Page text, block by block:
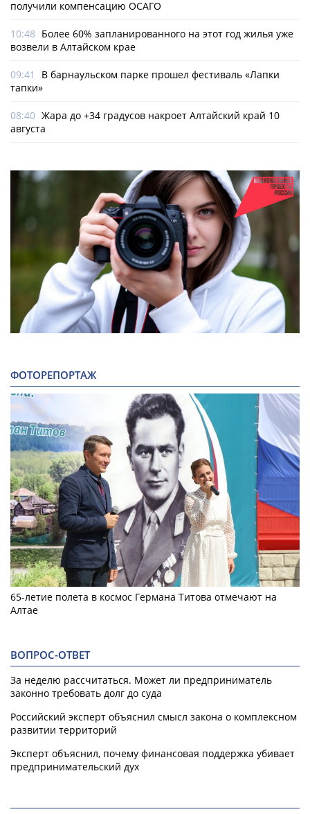
получили компенсацию ОСАГО
10:48 Более 60% запланированного на этот год жилья уже
возвели в Алтайском крае
09:41
В барнаульском парке прошел фестиваль «Лапки
тапки»
08:40 Жара до +34 градусов накроет Алтайский край 10
августа
ФОТОРЕПОРТАЖ
65-летие полета в космос Германа Титова отмечают на
Алтае
ВОПРОС-ОТВЕТ
За неделю рассчитаться. Может ли предприниматель
законно требовать долг до суда
Российский эксперт объяснил смысл закона о комплексном
развитии территорий
Эксперт объяснил, почему финансовая поддержка убивает
предпринимательский дух